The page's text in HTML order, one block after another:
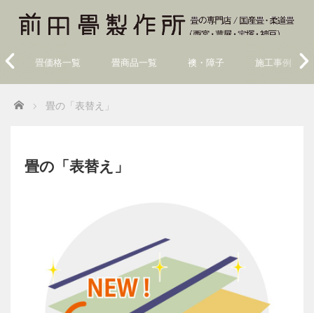
畳価格一覧 畳商品一覧 襖・障子 施工事例
Home 畳の「表替え」
畳の「表替え」